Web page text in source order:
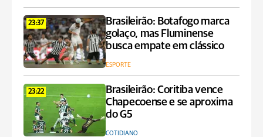
23:37
Brasileirão: Botafogo marca
golaço, mas Fluminense
busca empate em clássico
ESPORTE
23:22
Brasileirão: Coritiba vence
Chapecoense e se aproxima
do G5
COTIDIANO